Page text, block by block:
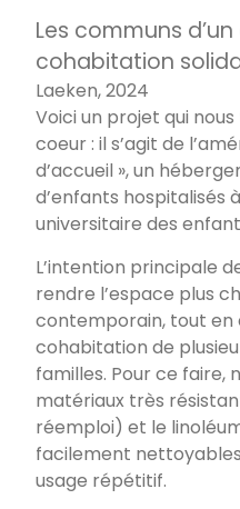
Les communs
cohabitation
Laeken, 2024
Voici un projet qui
coeur : il s’agit de
d’accueil », un
d’enfants hospitalisés
universitaire des
L’intention principale
rendre l’espace plus
contemporain, tout
cohabitation de
familles. Pour ce faire,
matériaux très
réemploi) et le
facilement
usage répétitif.